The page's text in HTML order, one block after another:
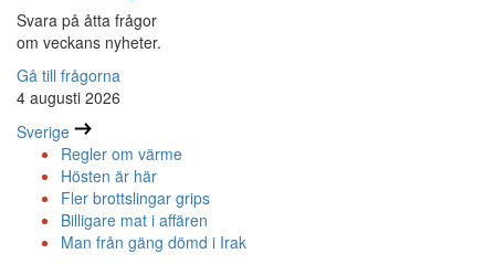
Svara på åtta frågor
om veckans nyheter.
Gå till frågorna
4 augusti 2026
Sverige
Regler om värme
Hösten är här
Fler brottslingar grips
Billigare mat i affären
Man från gäng dömd i Irak